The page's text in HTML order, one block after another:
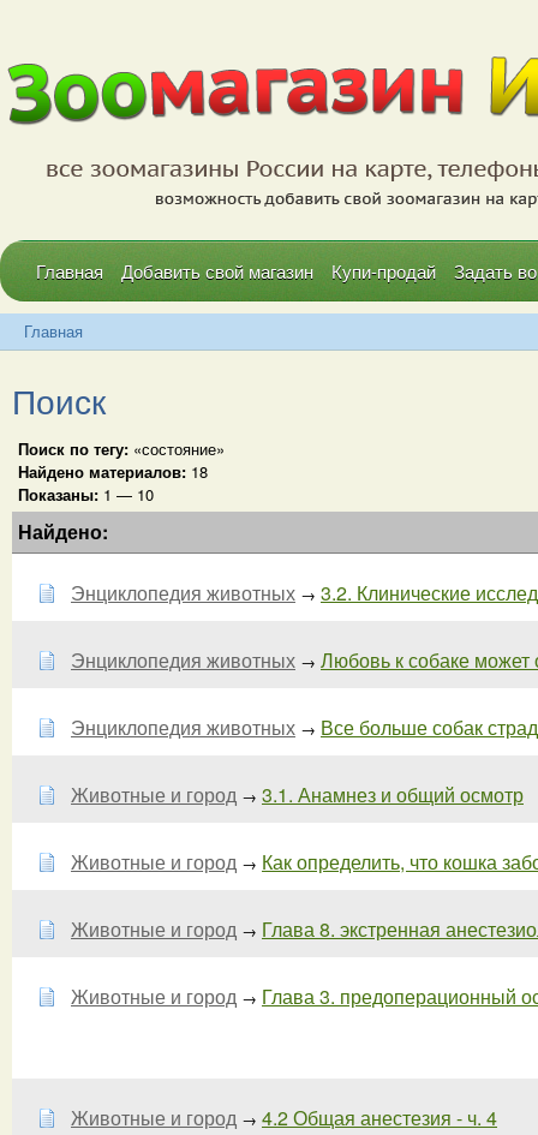
Главная Добавить свой магазин Купи-продай Задать
Главная
Поиск
Поиск по тегу: «состояние»
Найдено материалов: 18
Показаны: 1 — 10
Найдено:
Энциклопедия животных → 3.2. Клинические
Энциклопедия животных → Любовь к собаке может
Энциклопедия животных → Все больше собак
Животные и город → 3.1. Анамнез и общий осмотр
Животные и город → Как определить, что кошка
Животные и город → Глава 8. экстренная
Животные и город → Глава 3. предоперационный
Животные и город → 4.2 Общая анестезия - ч. 4